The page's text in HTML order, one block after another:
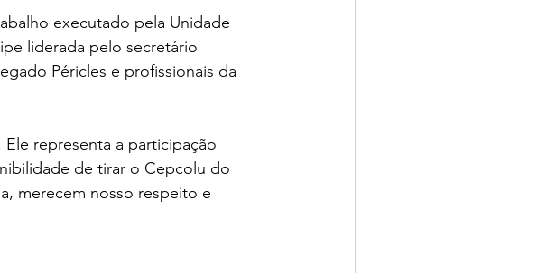
executado pela Unidade
liderada pelo secretário
Péricles e profissionais da
representa a participação
de tirar o Cepcolu do
merecem nosso respeito e